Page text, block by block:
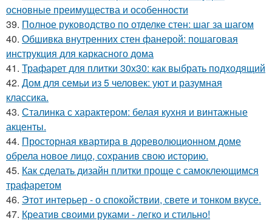
основные преимущества и особенности
39. Полное руководство по отделке стен: шаг за шагом
40. Обшивка внутренних стен фанерой: пошаговая
инструкция для каркасного дома
41. Трафарет для плитки 30х30: как выбрать подходящий
42. Дом для семьи из 5 человек: уют и разумная
классика.
43. Сталинка с характером: белая кухня и винтажные
акценты.
44. Просторная квартира в дореволюционном доме
обрела новое лицо, сохранив свою историю.
45. Как сделать дизайн плитки проще с самоклеющимся
трафаретом
46. Этот интерьер - о спокойствии, свете и тонком вкусе.
47. Креатив своими руками - легко и стильно!